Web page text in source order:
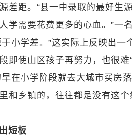
差距。“县一中录取的最好生
学需要花费更多的心血。”一名
小学差。”这实际上反映出
即使山区孩子再努力，也很难“
在小学阶段就去大城市买房
和乡镇的，往往都是没有这
短板